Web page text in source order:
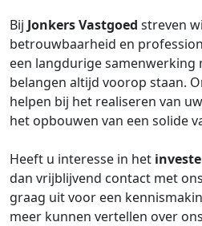
Bij Jonkers Vastgoed streven
betrouwbaarheid en
een langdurige samenwerking
belangen altijd voorop staan.
helpen bij het realiseren van
het opbouwen van een solide
Heeft u interesse in het
dan vrijblijvend contact met
graag uit voor een
meer kunnen vertellen over